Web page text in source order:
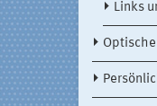
Links